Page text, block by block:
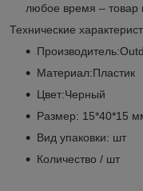
любое время – товар
Технические
Материал:Пластик
Цвет:Черный
Размер: 15*40*15
Вид упаковки: шт
Количество / шт